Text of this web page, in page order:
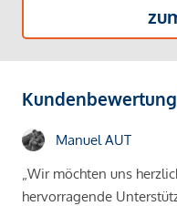
Kundenbewertung
Manuel AUT
„Wir möchten uns
hervorragende